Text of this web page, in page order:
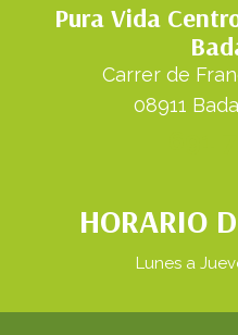
Pura Vida
Carrer de
08911
HORARIO
Lunes a